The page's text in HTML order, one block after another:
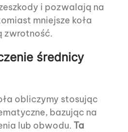
i pozwalają na
mniejsze koła
zwrotność.
średnicy
obliczymy stosując
bazując na
lub obwodu. Ta